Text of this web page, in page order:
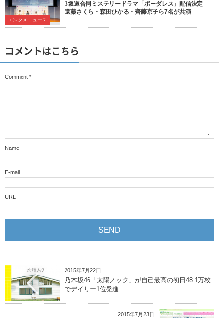
エンタメニュース
3坂道合同ミステリードラマ「ボーダレス」配信決定
遠藤さくら・森田ひかる・齊藤京子ら7名が共演
コメントはこちら
Comment *
Name
E-mail
URL
2015年7月22日
乃木坂46「太陽ノック」が自己最高の初日48.1万枚
でデイリー1位発進
2015年7月23日